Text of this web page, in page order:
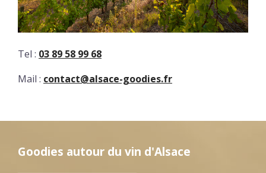
Tel : 03 89 58 99 68
Mail : contact@alsace-goodies.fr
Goodies autour du vin d'Alsace